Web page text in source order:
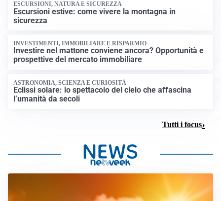
ESCURSIONI, NATURA E SICUREZZA
Escursioni estive: come vivere la montagna in
sicurezza
INVESTIMENTI, IMMOBILIARE E RISPARMIO
Investire nel mattone conviene ancora? Opportunità e
prospettive del mercato immobiliare
ASTRONOMIA, SCIENZA E CURIOSITÀ
Eclissi solare: lo spettacolo del cielo che affascina
l’umanità da secoli
Tutti i focus